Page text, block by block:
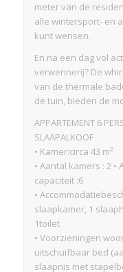
meter van de
alle wintersport- en
kunt wensen.
En na een dag vol
verwennerij? De
van de thermale
de tuin, bieden de
APPARTEMENT 6
SLAAPALKOOF
• Kamer:circa 43 m²
• Aantal kamers : 2
capaciteit :6
•
slaapkamer, 1
1toilet
• Voorzieningen
uitschuifbaar bed
slaapnis met